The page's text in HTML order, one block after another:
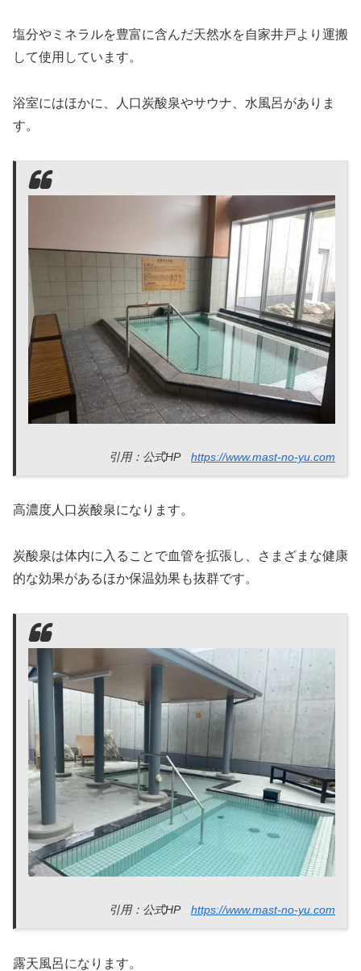
塩分やミネラルを豊富に含んだ天然水を自家井戸より運搬
して使用しています。
浴室にはほかに、人口炭酸泉やサウナ、水風呂がありま
す。
引用：公式HP https://www.mast-no-yu.com
高濃度人口炭酸泉になります。
炭酸泉は体内に入ることで血管を拡張し、さまざまな健康
的な効果があるほか保温効果も抜群です。
引用：公式HP https://www.mast-no-yu.com
露天風呂になります。